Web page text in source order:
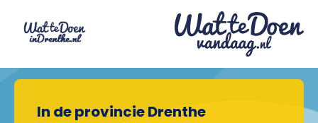
In de provincie Drenthe